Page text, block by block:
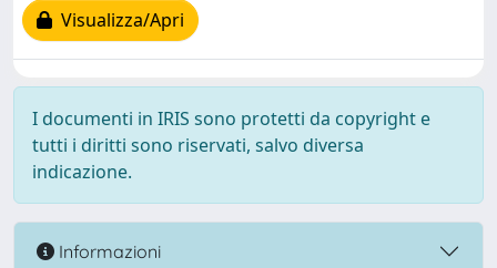
Visualizza/Apri
I documenti in IRIS sono protetti da copyright e
tutti i diritti sono riservati, salvo diversa
indicazione.
Informazioni